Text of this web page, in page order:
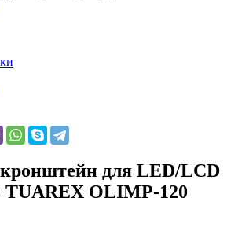
для LED/LCD
TUAREX OLIMP-120